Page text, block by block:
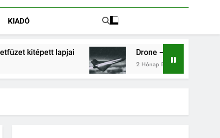
KIADÓ
lapjai Drone – egy elveszett jegyzetfüzet
2 Hónap Ezelőtt